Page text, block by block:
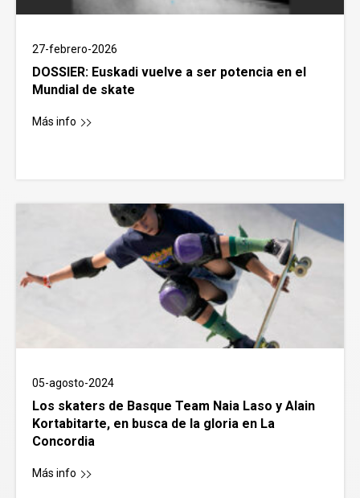
27-febrero-2026
DOSSIER: Euskadi vuelve a ser potencia en el
Mundial de skate
Más info
05-agosto-2024
Los skaters de Basque Team Naia Laso y Alain
Kortabitarte, en busca de la gloria en La
Concordia
Más info